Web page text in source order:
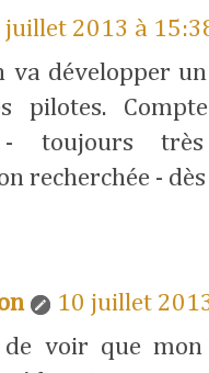
juillet 2013 à
va développer
pilotes.
- toujours
recherchée -
10 juillet
de voir que